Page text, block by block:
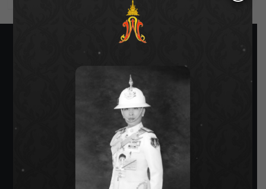
SIAMRATH VARIETY
THE BEST ENTERTAINMENT